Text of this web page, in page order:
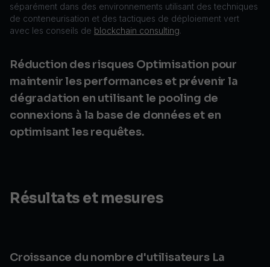
séparément dans des environnements utilisant des techniques
de conteneurisation et des tactiques de déploiement vert
avec les conseils de blockchain consulting.
Réduction des risques Optimisation pour
maintenir les performances et prévenir la
dégradation en utilisant le pooling de
connexions à la base de données et en
optimisant les requêtes.
Résultats et mesures
Croissance du nombre d'utilisateurs La